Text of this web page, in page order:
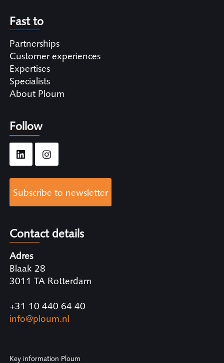
Fast to
Partnerships
Customer experiences
Expertises
Specialists
About Ploum
Follow
Subscribe to newsletter
Contact details
Adres
Blaak 28
3011 TA Rotterdam
+31 10 440 64 40
info@ploum.nl
Key information Ploum